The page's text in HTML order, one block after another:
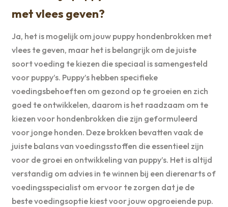
met vlees geven?
Ja, het is mogelijk om jouw puppy hondenbrokken met
vlees te geven, maar het is belangrijk om de juiste
soort voeding te kiezen die speciaal is samengesteld
voor puppy’s. Puppy’s hebben specifieke
voedingsbehoeften om gezond op te groeien en zich
goed te ontwikkelen, daarom is het raadzaam om te
kiezen voor hondenbrokken die zijn geformuleerd
voor jonge honden. Deze brokken bevatten vaak de
juiste balans van voedingsstoffen die essentieel zijn
voor de groei en ontwikkeling van puppy’s. Het is altijd
verstandig om advies in te winnen bij een dierenarts of
voedingsspecialist om ervoor te zorgen dat je de
beste voedingsoptie kiest voor jouw opgroeiende pup.